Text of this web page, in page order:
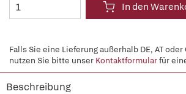
In den
Falls Sie eine Lieferung außerhalb DE, AT
nutzen Sie bitte unser Kontaktformularfür
Beschreibung